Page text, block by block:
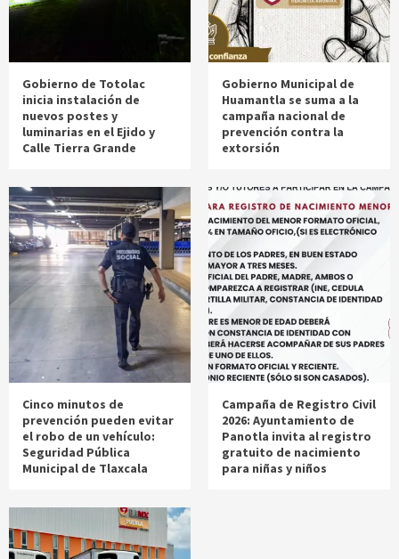
Gobierno de Totolac
inicia instalación de
nuevos postes y
luminarias en el Ejido y
Calle Tierra Grande
Gobierno Municipal de
Huamantla se suma a la
campaña nacional de
prevención contra la
extorsión
Cinco minutos de
prevención pueden evitar
el robo de un vehículo:
Seguridad Pública
Municipal de Tlaxcala
Campaña de Registro Civil
2026: Ayuntamiento de
Panotla invita al registro
gratuito de nacimiento
para niñas y niños